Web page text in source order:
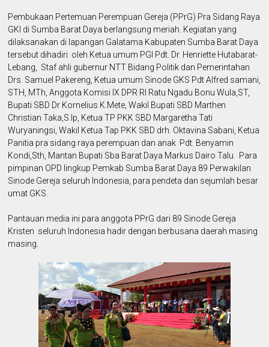
Pembukaan Pertemuan Perempuan Gereja (PPrG) Pra Sidang Raya
GKI di Sumba Barat Daya berlangsung meriah. Kegiatan yang
dilaksanakan di lapangan Galatama Kabupaten Sumba Barat Daya
tersebut dihadiri oleh Ketua umum PGI Pdt. Dr. Henriette Hutabarat-
Lebang, Staf ahli gubernur NTT Bidang Politik dan Pemerintahan
Drs. Samuel Pakereng, Ketua umum Sinode GKS Pdt Alfred samani,
STH, MTh, Anggota Komisi IX DPR RI Ratu Ngadu Bonu Wula,ST,
Bupati SBD Dr Kornelius K.Mete, Wakil Bupati SBD Marthen
Christian Taka,S.Ip, Ketua TP PKK SBD Margaretha Tati
Wuryaningsi, Wakil Ketua Tap PKK SBD drh. Oktavina Sabani, Ketua
Panitia pra sidang raya perempuan dan anak Pdt. Benyamin
Kondi,Sth, Mantan Bupati Sba Barat Daya Markus Dairo Talu Para
pimpinan OPD lingkup Pemkab Sumba Barat Daya 89 Perwakilan
Sinode Gereja seluruh Indonesia, para pendeta dan sejumlah besar
umat GKS.
Pantauan media ini para anggota PPrG dari 89 Sinode Gereja
Kristen seluruh Indonesia hadir dengan berbusana daerah masing
masing.